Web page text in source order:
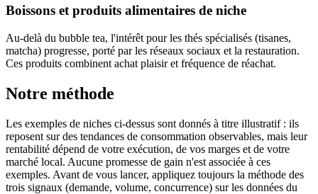
Boissons et produits alimentaires de niche
Au-delà du bubble tea, l'intérêt pour les thés spécialisés (tisanes,
matcha) progresse, porté par les réseaux sociaux et la restauration.
Ces produits combinent achat plaisir et fréquence de réachat.
Notre méthode
Les exemples de niches ci-dessus sont donnés à titre illustratif : ils
reposent sur des tendances de consommation observables, mais leur
rentabilité dépend de votre exécution, de vos marges et de votre
marché local. Aucune promesse de gain n'est associée à ces
exemples. Avant de vous lancer, appliquez toujours la méthode des
trois signaux (demande, volume, concurrence) sur les données du